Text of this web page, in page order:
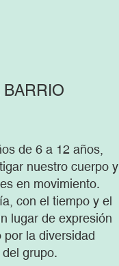
BARRIO
de 6 a 12 años,
nuestro cuerpo y
en movimiento.
con el tiempo y el
lugar de expresión
la diversidad
grupo.